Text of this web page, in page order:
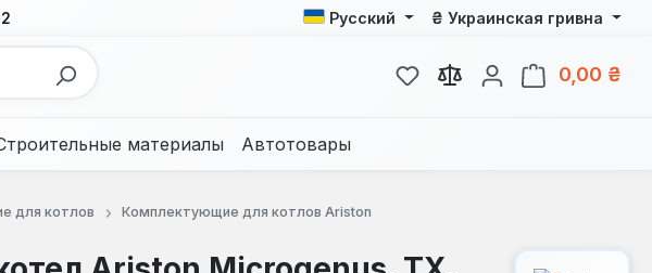
Русский ₴ Украинская гривна
У вас есть товары из
0,00 ₴
материалы Автотовары
для котлов Комплектующие для котлов Ariston